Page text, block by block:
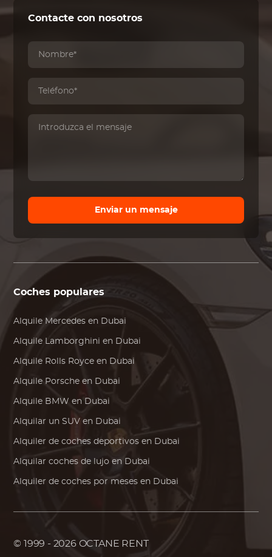
Contacte con nosotros
Enviar un mensaje
Coches populares
Alquile Mercedes en Dubai
Alquile Lamborghini en Dubai
Alquile Rolls Royce en Dubai
Alquile Porsche en Dubai
Alquile BMW en Dubai
Alquilar un SUV en Dubai
Alquiler de coches deportivos en Dubai
Alquilar coches de lujo en Dubai
Alquiler de coches por meses en Dubai
© 1999 - 2026 OCTANE RENT